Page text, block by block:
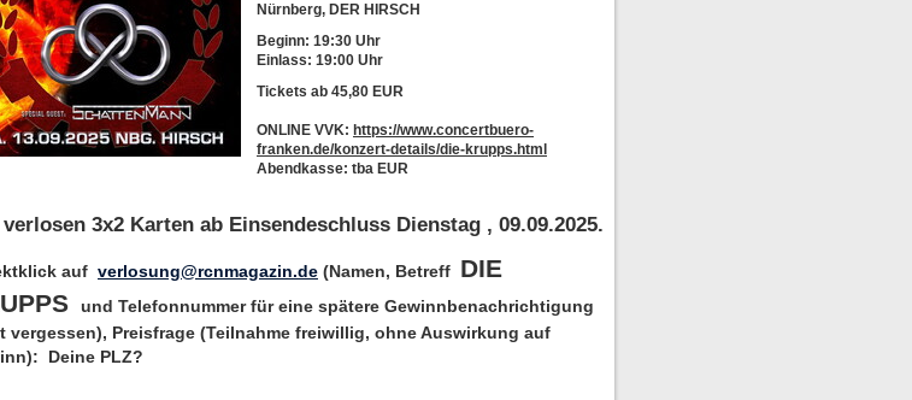
Nürnberg, DER HIRSCH
Beginn: 19:30 Uhr
Einlass: 19:00 Uhr
Tickets ab 45,80 EUR
ONLINE VVK: https://www.concertbuero-
franken.de/konzert-details/die-krupps.html
Abendkasse: tba EUR
3x2 Karten ab Einsendeschluss Dienstag , 09.09.2025.
auf verlosung@rcnmagazin.de (Namen, Betreff DIE
und Telefonnummer für eine spätere Gewinnbenachrichtigung
vergessen), Preisfrage (Teilnahme freiwillig, ohne Auswirkung auf
Deine PLZ?